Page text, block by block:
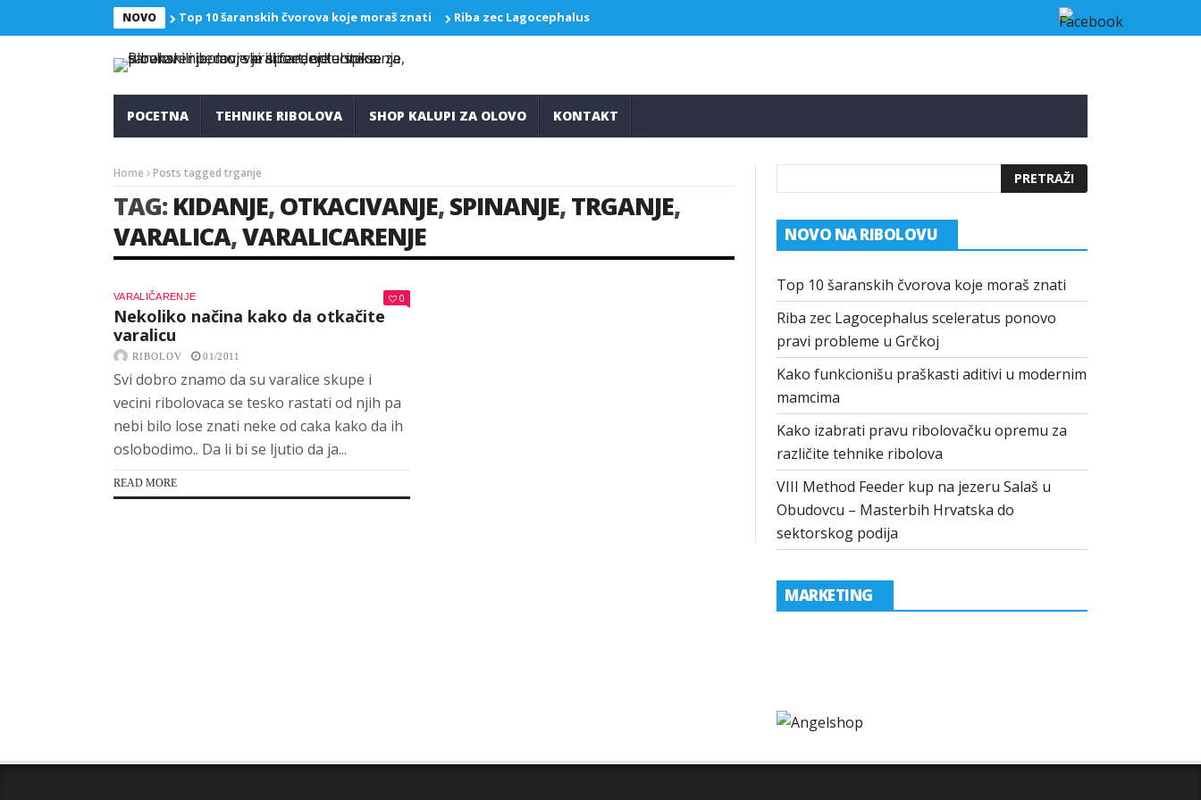
NOVO Top 10 šaranskih čvorova koje moraš znati Riba zec Lagocephalus sceleratus ponovo pravi probleme u Grčkoj Kako funkcionišu praškasti aditivi u modernim
POCETNA TEHNIKE RIBOLOVA SHOP KALUPI ZA OLOVO KONTAKT
Home Posts tagged trganje
TAG:KIDANJE,OTKACIVANJE,SPINANJE,TRGANJE,
VARALICA,VARALICARENJE
VARALIČARENJE 0
Nekoliko načina kako da otkačite
varalicu
RIBOLOV 01/2011
Svi dobro znamo da su varalice skupe i
vecini ribolovaca se tesko rastati od njih pa
nebi bilo lose znati neke od caka kako da ih
oslobodimo.. Da li bi se ljutio da ja...
READ MORE
NOVO NA RIBOLOVU
Top 10 šaranskih čvorova koje moraš znati
Riba zec Lagocephalus sceleratus ponovo
pravi probleme u Grčkoj
Kako funkcionišu praškasti aditivi u modernim
mamcima
Kako izabrati pravu ribolovačku opremu za
različite tehnike ribolova
VIII Method Feeder kup na jezeru Salaš u
Obudovcu – Masterbih Hrvatska do
sektorskog podija
MARKETING